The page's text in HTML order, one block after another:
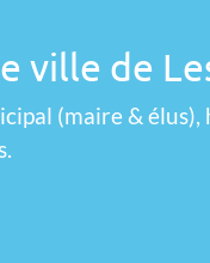
de
(maire &